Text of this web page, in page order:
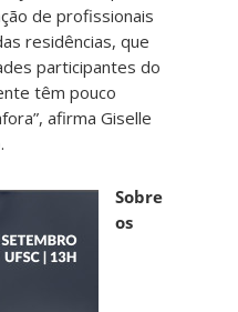
de profissionais
residências, que
participantes do
têm pouco
afirma Giselle
Sobre
os